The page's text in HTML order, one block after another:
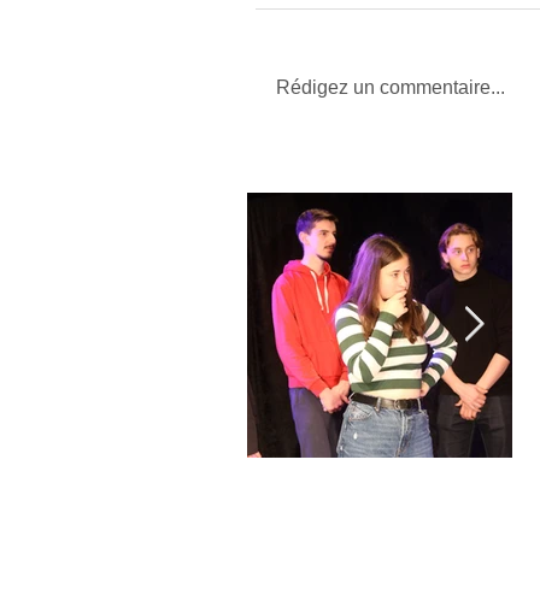
Rédigez un commentaire...